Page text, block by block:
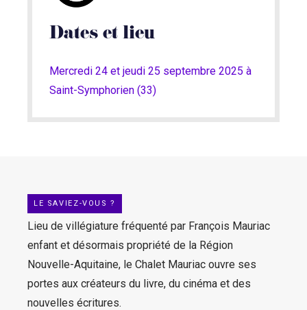
Dates et lieu
Mercredi 24 et jeudi 25 septembre 2025 à
Saint-Symphorien (33)
LE SAVIEZ-VOUS ?
Lieu de villégiature fréquenté par François Mauriac
enfant et désormais propriété de la Région
Nouvelle-Aquitaine, le Chalet Mauriac ouvre ses
portes aux créateurs du livre, du cinéma et des
nouvelles écritures.